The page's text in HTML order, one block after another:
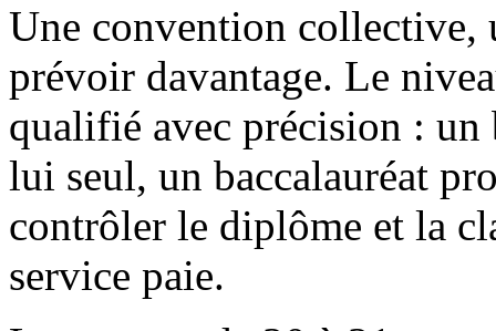
Une convention collective,
prévoir davantage. Le
qualifié avec précision : un
lui seul, un baccalauréat
contrôler le diplôme et la
service paie.